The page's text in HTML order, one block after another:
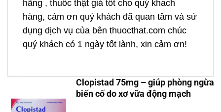
hãng , thuốc thật giá tốt cho quý khách
hàng, cảm ơn quý khách đã quan tâm và sử
dụng dịch vụ của bên thuocthat.com chúc
quý khách có 1 ngày tốt lành, xin cảm ơn!
Clopistad 75mg – giúp phòng ngừa
biến cố do xơ vữa động mạch